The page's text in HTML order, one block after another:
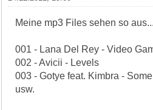
Meine mp3 Files sehen so aus...
001 - Lana Del Rey - Video
002 - Avicii - Levels
003 - Gotye feat. Kimbra -
usw.